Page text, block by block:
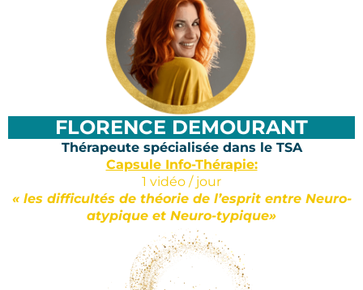
FLORENCE DEMOURANT
Thérapeute spécialisée dans le TSA
Capsule Info-Thérapie:
1 vidéo / jour
« les difficultés de théorie de l’esprit entre Neuro-
atypique et Neuro-typique»